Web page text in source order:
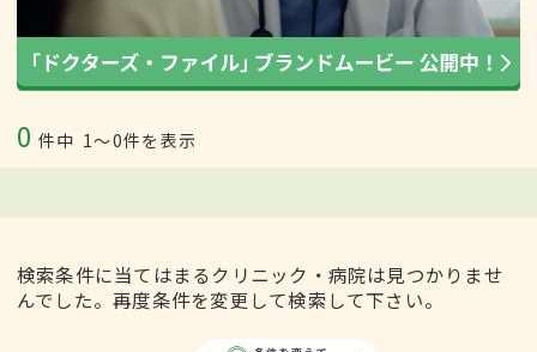
0 件中 1〜0件を表示
検索条件に当てはまるクリニック・病院は見つかりませ
んでした。再度条件を変更して検索して下さい。